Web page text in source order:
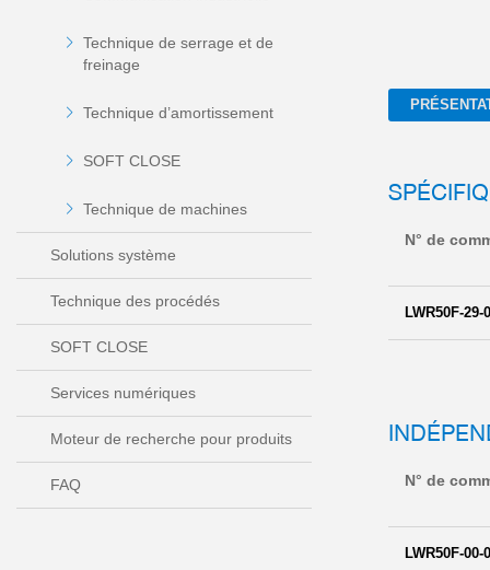
Technique de serrage et de
freinage
Technique d’amortissement
SOFT CLOSE
Technique de machines
Solutions système
Technique des procédés
SOFT CLOSE
Services numériques
Moteur de recherche pour produits
FAQ
N° de
LWR50F-29-
N° de
LWR50F-00-